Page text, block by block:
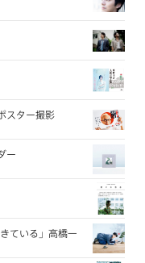
スター撮影
ー
ている」高橋一生さん メイ